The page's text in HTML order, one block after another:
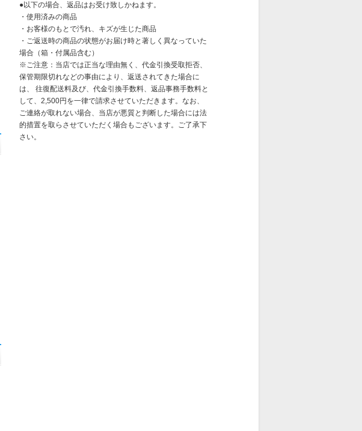
●以下の場合、返品はお受け致しかねます。
・使用済みの商品
・お客様のもとで汚れ、キズが生じた商品
・ご返送時の商品の状態がお届け時と著しく異なっていた
場合（箱・付属品含む）
※ご注意：当店では正当な理由無く、代金引換受取拒否、
保管期限切れなどの事由により、返送されてきた場合に
は、 往復配送料及び、代金引換手数料、返品事務手数料と
して、2,500円を一律で請求させていただきます。なお、
ご連絡が取れない場合、当店が悪質と判断した場合には法
的措置を取らさせていただく場合もございます。ご了承下
さい。